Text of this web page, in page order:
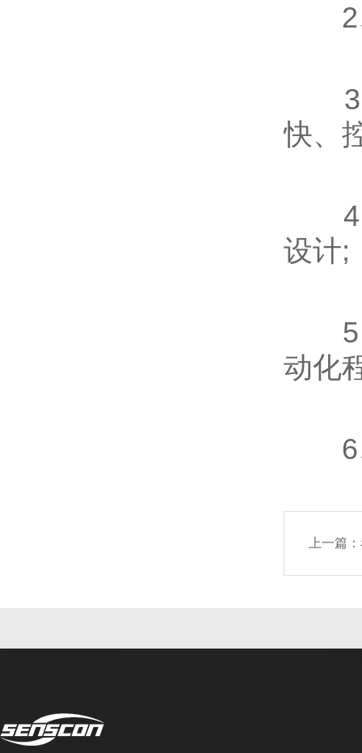
2、
3、
快、
4、
设计;
5、
动化
6、
上一篇：